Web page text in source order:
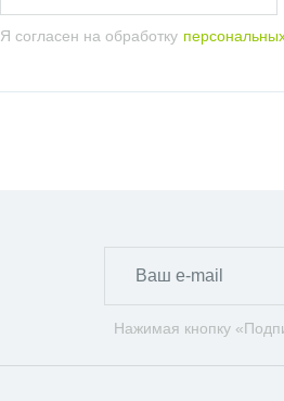
Я согласен на обработку
Нажимая кнопку